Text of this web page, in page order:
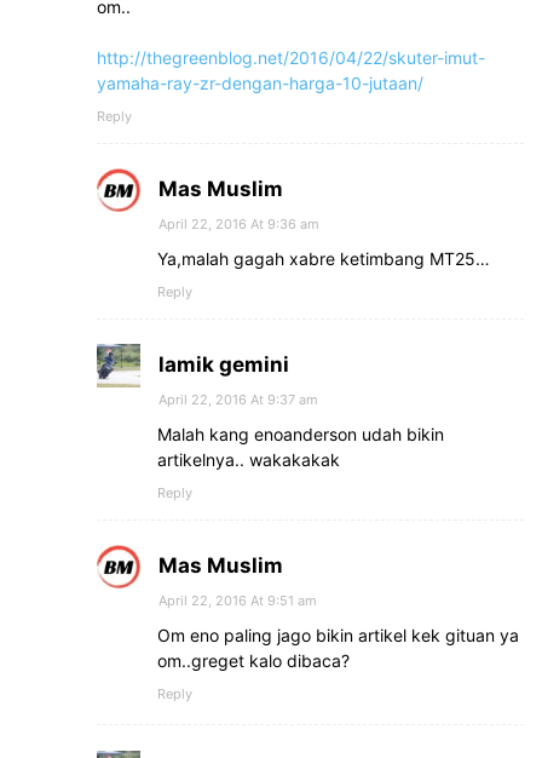
om..
http://thegreenblog.net/2016/04/22/skuter-imut-
yamaha-ray-zr-dengan-harga-10-jutaan/
Reply
Mas Muslim
April 22, 2016 At 9:36 am
Ya,malah gagah xabre ketimbang MT25…
Reply
lamik gemini
April 22, 2016 At 9:37 am
Malah kang enoanderson udah bikin
artikelnya.. wakakakak
Reply
Mas Muslim
April 22, 2016 At 9:51 am
Om eno paling jago bikin artikel kek gituan ya
om..greget kalo dibaca?
Reply